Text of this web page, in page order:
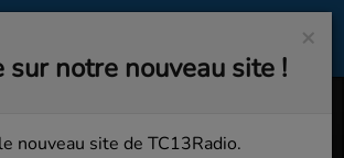
×
sur notre nouveau site !
nouveau site de TC13Radio.